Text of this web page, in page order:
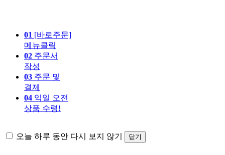
01 [바로주문]
메뉴클릭
02 주문서
작성
03 주문 및
결제
04 익일 오전
상품 수령!
오늘 하루 동안 다시 보지 않기 닫기